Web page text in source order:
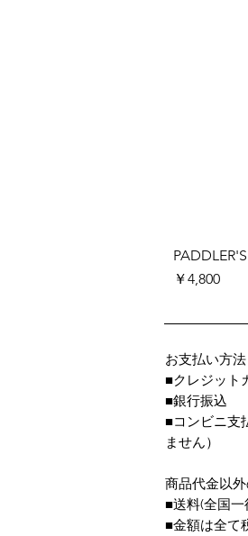
価格
￥4,800
お支払い方法
■クレジット
■銀行振込
■コンビニ支
ません）
商品代金以
■送料(全国
■金額は全て